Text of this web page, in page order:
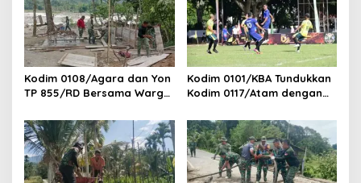
i
p
o
s
Kodim 0108/Agara dan Yon
TP 855/RD Bersama Warga
Jembatan Gantung di Ds.
Lawe Ger Ger, Aceh
Tenggara
Kodim 0101/KBA Tundukkan
Kodim 0117/Atam dengan
Pangdam IM Cup 2026